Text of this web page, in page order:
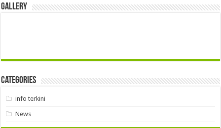
Gallery
Categories
info terkini
News